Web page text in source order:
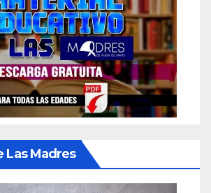
Las Madres